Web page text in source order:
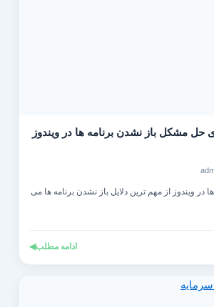
در ویندوز از مهم ترین دلایل باز نشدن برنامه ها می
ادامه مطلب◀